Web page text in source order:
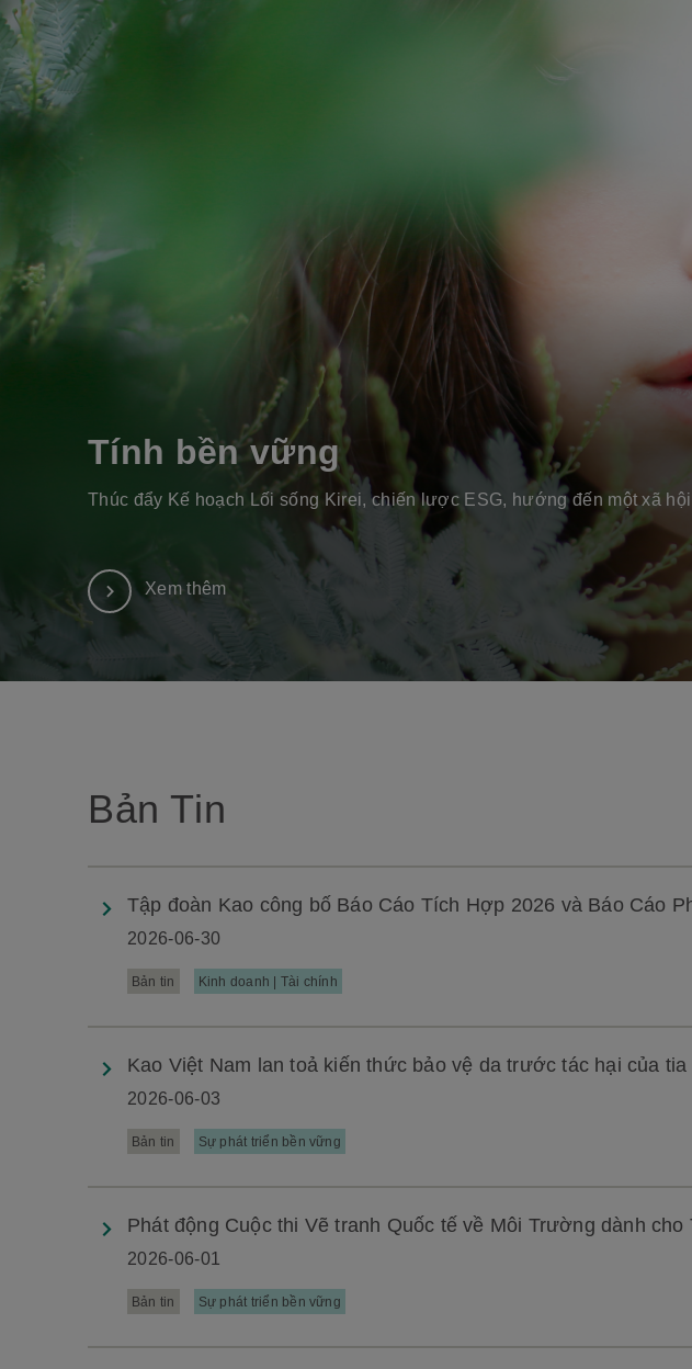
Tính bền vững
Thúc đẩy Kế hoạch Lối sống Kirei, chiến lược ESG, hướng đến một xã
Xem thêm
Bản Tin
Tập đoàn Kao công bố Báo Cáo Tích Hợp 2026 và Báo Cáo
2026-06-30
Bản tin Kinh doanh | Tài chính
Kao Việt Nam lan toả kiến thức bảo vệ da trước tác hại của
2026-06-03
Bản tin Sự phát triển bền vững
Phát động Cuộc thi Vẽ tranh Quốc tế về Môi Trường dành
2026-06-01
Bản tin Sự phát triển bền vững